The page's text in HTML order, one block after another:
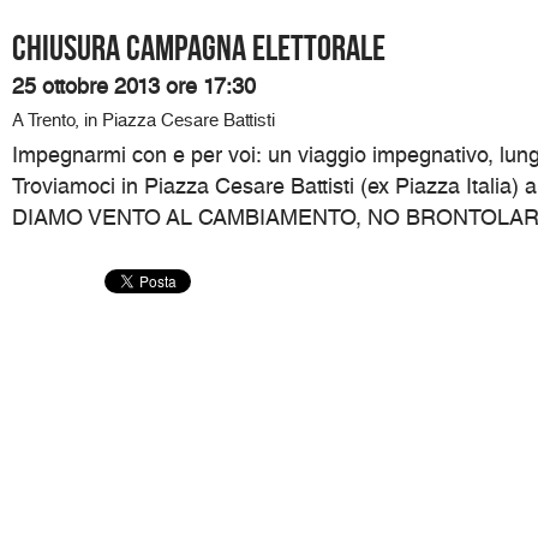
Chiusura campagna elettorale
25 ottobre 2013 ore 17:30
A Trento, in Piazza Cesare Battisti
Impegnarmi con e per voi: un viaggio impegnativo,
Troviamoci in Piazza Cesare Battisti (ex Piazza Italia)
DIAMO VENTO AL CAMBIAMENTO, NO